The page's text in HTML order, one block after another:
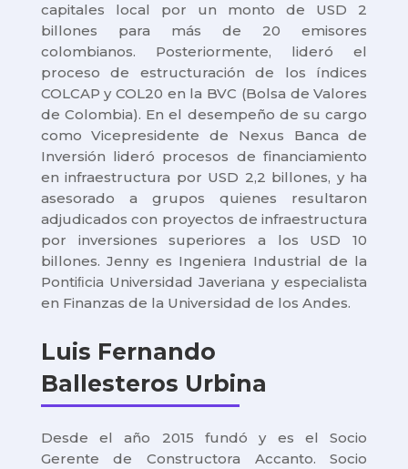
capitales local por un monto de USD 2
billones para más de 20 emisores
colombianos. Posteriormente, lideró el
proceso de estructuración de los índices
COLCAP y COL20 en la BVC (Bolsa de Valores
de Colombia). En el desempeño de su cargo
como Vicepresidente de Nexus Banca de
Inversión lideró procesos de financiamiento
en infraestructura por USD 2,2 billones, y ha
asesorado a grupos quienes resultaron
adjudicados con proyectos de infraestructura
por inversiones superiores a los USD 10
billones. Jenny es Ingeniera Industrial de la
Pontiﬁcia Universidad Javeriana y especialista
en Finanzas de la Universidad de los Andes.
Luis Fernando
Ballesteros Urbina
Desde el año 2015 fundó y es el Socio
Gerente de Constructora Accanto. Socio